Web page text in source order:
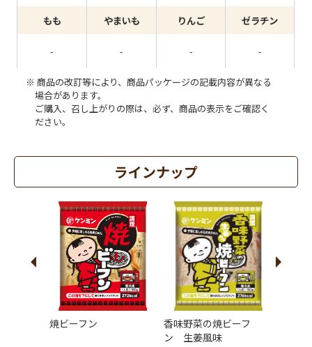
もも やまいも りんご ゼラチン
- - - -
商品の改訂等により、商品パッケージの記載内容が異なる
場合があります。
ご購入、召し上がりの際は、必ず、商品の表示をご確認く
ださい。
ラインナップ
焼ビーフン
香味野菜の焼ビーフ
ン 生姜風味